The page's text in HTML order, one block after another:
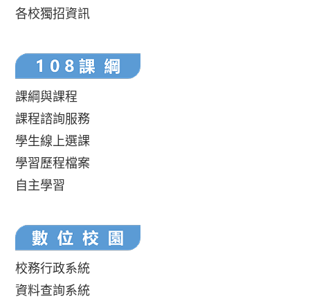
各校獨招資訊
課綱與課程
課程諮詢服務
學生線上選課
學習歷程檔案
自主學習
校務行政系統
資料查詢系統